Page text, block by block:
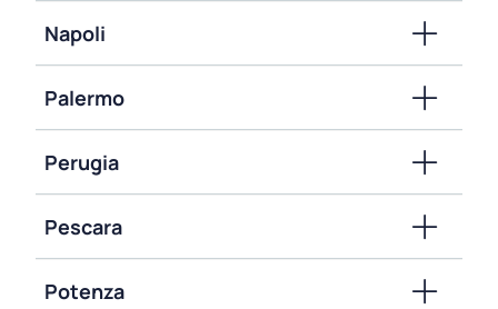
Napoli
Palermo
Perugia
Pescara
Potenza